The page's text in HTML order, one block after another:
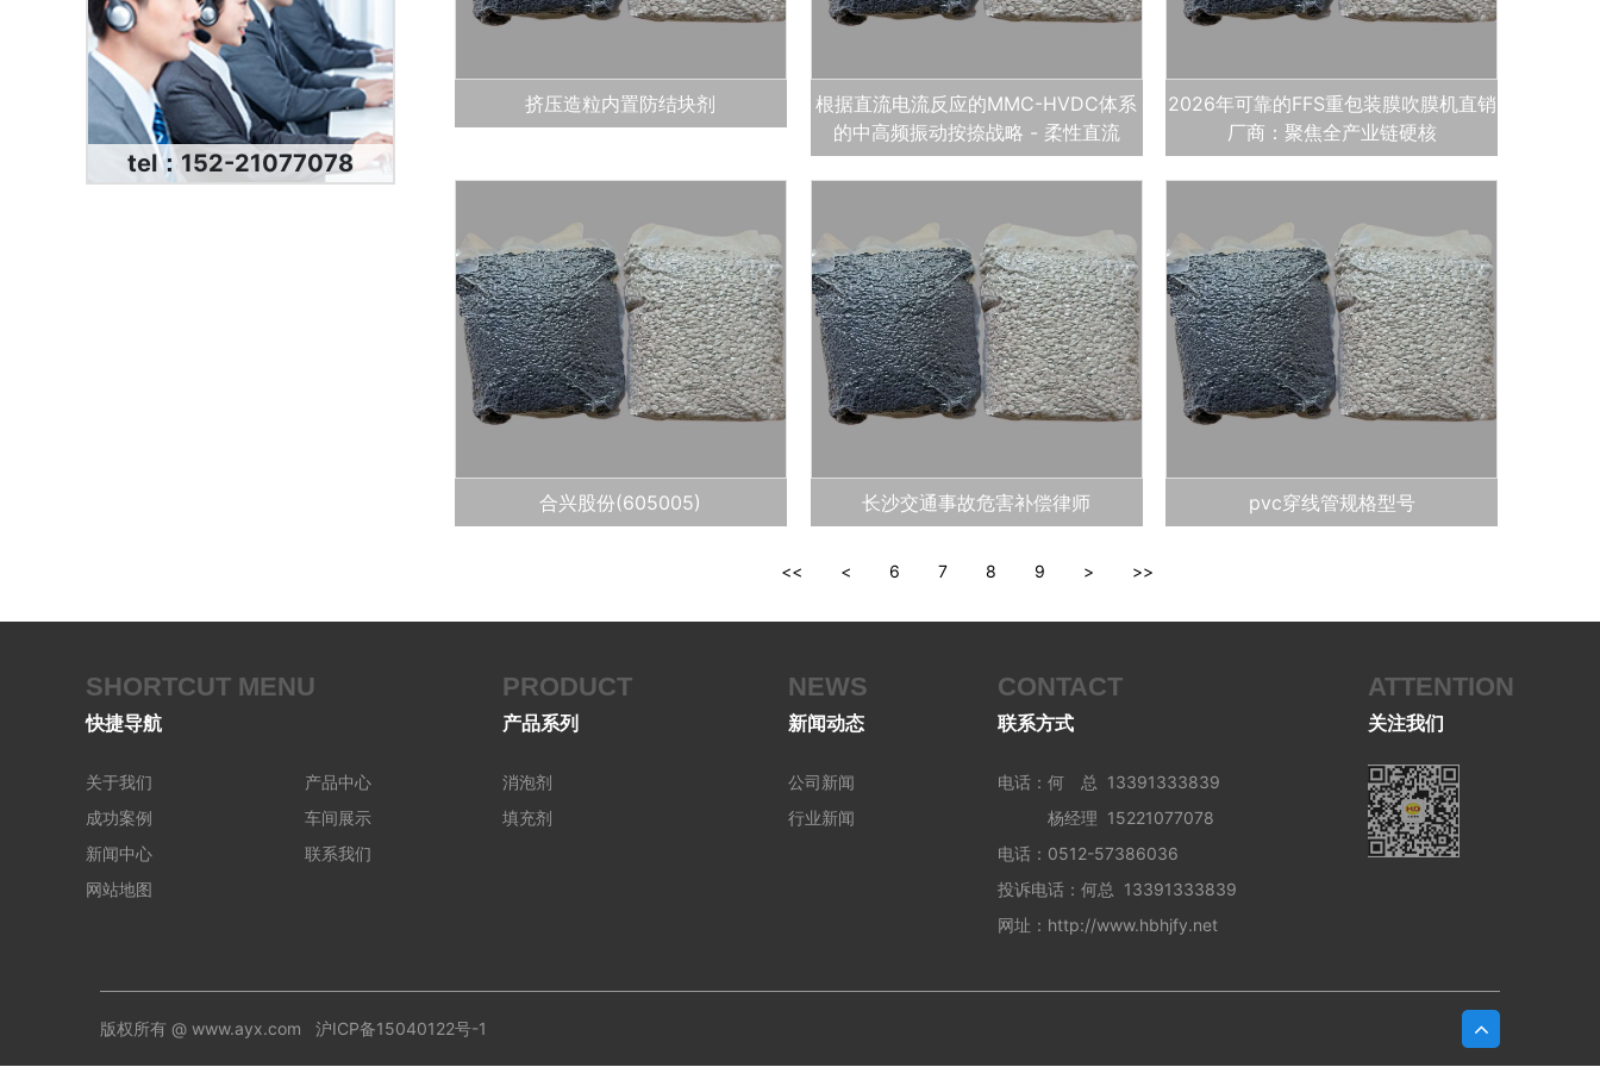
tel：152-21077078
挤压造粒内置防结块剂
根据直流电流反应的MMC-HVDC体系
的中高频振动按捺战略 - 柔性直流
2026年可靠的FFS重包装膜吹膜机直销
厂商：聚焦全产业链硬核
合兴股份(605005) 长沙交通事故危害补偿律师 pvc穿线管规格型号
<< < 6 7 8 9 > >>
SHORTCUT MENU
快捷导航
关于我们
产品中心
成功案例
车间展示
新闻中心
联系我们
网站地图
PRODUCT
产品系列
消泡剂
填充剂
NEWS
新闻动态
公司新闻
行业新闻
CONTACT
联系方式
电话：何 总 13391333839
杨经理 15221077078
电话：0512-57386036
投诉电话：何总 13391333839
网址：http://www.hbhjfy.net
ATTENTION
关注我们
版权所有 @ www.ayx.com 沪ICP备15040122号-1